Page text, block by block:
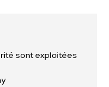
sont exploitées